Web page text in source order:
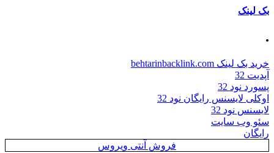
بک لینک
.
خرید بک لینک behtarinbacklink.com
آپدیت 32
پسورد نود 32
اوکلی لایسنس رایگان نود 32
لایسنس نود 32
سئو وب سایت
رایگان
فروش آنتی ویروس